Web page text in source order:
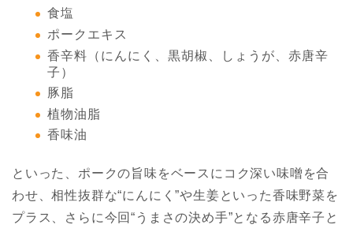
食塩
ポークエキス
香辛料（にんにく、黒胡椒、しょうが、赤唐辛
子）
豚脂
植物油脂
香味油
といった、ポークの旨味をベースにコク深い味噌を合
わせ、相性抜群な“にんにく”や生姜といった香味野菜を
プラス、さらに今回“うまさの決め手”となる赤唐辛子と